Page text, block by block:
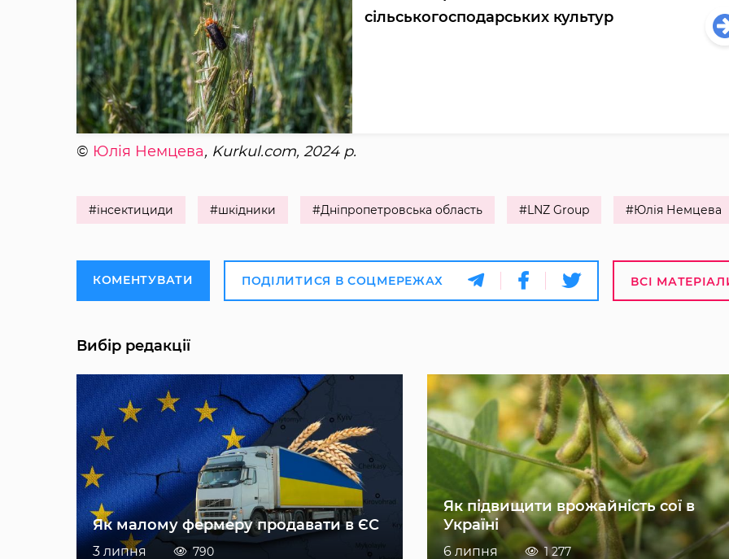
сільськогосподарських культур
© Юлія Немцева, Kurkul.com, 2024 р.
#інсектициди #шкідники #Дніпропетровська область #LNZ Group #Юлія Немцева
КОМЕНТУВАТИ ПОДІЛИТИСЯ В СОЦМЕРЕЖАХ ВСІ
Вибір редакції
Як малому фермеру продавати в ЄС
3 липня 790
Як підвищити врожайність сої в
Україні
6 липня 1 277